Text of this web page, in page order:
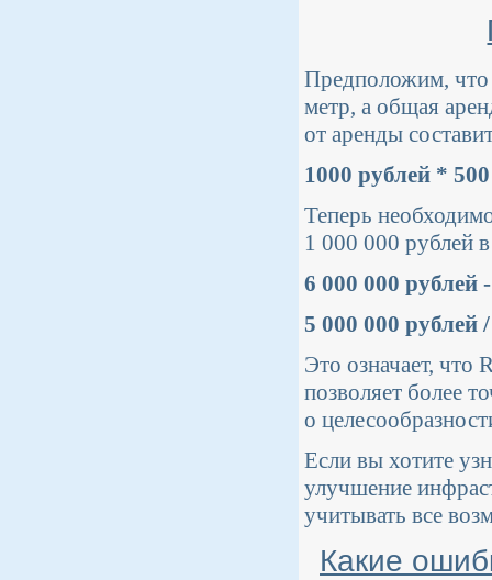
Предположим, что
метр, а общая
от аренды
1000 рублей *
Теперь
1 000 000 рублей
6 000 000 рублей
5 000 000 рублей
Это означает, что
позволяет более
о
Если вы хотите
улучшение
учитывать все
Какие